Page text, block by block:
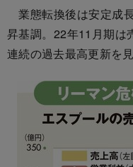
業態転換後は安定成
昇基調。22年11月期は
連続の過去最高更新を見